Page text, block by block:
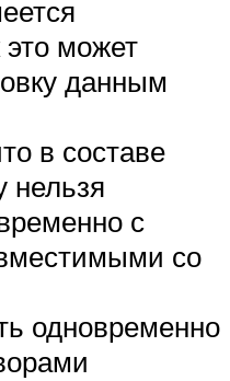
это может
данным
в составе
нельзя
с
со
одновременно